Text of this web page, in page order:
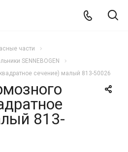
части
SENNEBOGEN
сечение) малый 813-50026
813-